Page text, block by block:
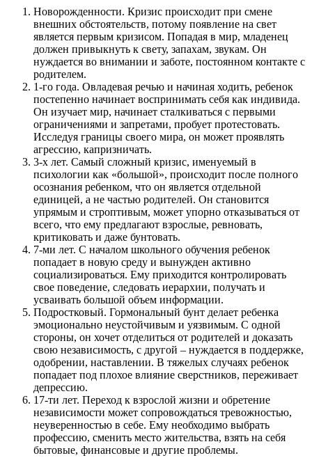
Новорожденности. Кризис происходит при смене
внешних обстоятельств, потому появление на свет
является первым кризисом. Попадая в мир, младенец
должен привыкнуть к свету, запахам, звукам. Он
нуждается во внимании и заботе, постоянном контакте с
родителем.
1-го года. Овладевая речью и начиная ходить, ребенок
постепенно начинает воспринимать себя как индивида.
Он изучает мир, начинает сталкиваться с первыми
ограничениями и запретами, пробует протестовать.
Исследуя границы своего мира, он может проявлять
агрессию, капризничать.
3-х лет. Самый сложный кризис, именуемый в
психологии как «большой», происходит после полного
осознания ребенком, что он является отдельной
единицей, а не частью родителей. Он становится
упрямым и строптивым, может упорно отказываться от
всего, что ему предлагают взрослые, ревновать,
критиковать и даже бунтовать.
7-ми лет. С началом школьного обучения ребенок
попадает в новую среду и вынужден активно
социализироваться. Ему приходится контролировать
свое поведение, следовать иерархии, получать и
усваивать большой объем информации.
Подростковый. Гормональный бунт делает ребенка
эмоционально неустойчивым и уязвимым. С одной
стороны, он хочет отделиться от родителей и доказать
свою независимость, с другой – нуждается в поддержке,
одобрении, наставлении. В тяжелых случаях ребенок
попадает под плохое влияние сверстников, переживает
депрессию.
17-ти лет. Переход к взрослой жизни и обретение
независимости может сопровождаться тревожностью,
неуверенностью в себе. Ему необходимо выбрать
профессию, сменить место жительства, взять на себя
бытовые, финансовые и другие проблемы.